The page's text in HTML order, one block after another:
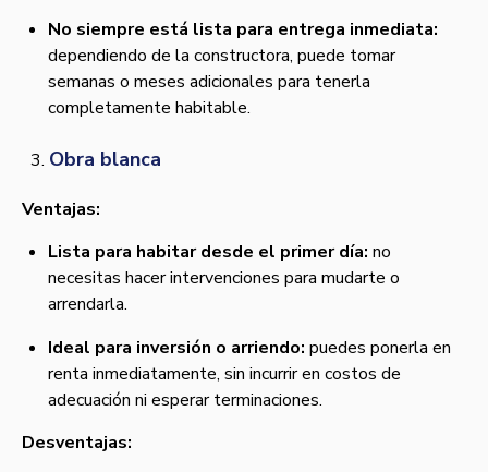
No siempre está lista para entrega inmediata:
dependiendo de la constructora, puede tomar
semanas o meses adicionales para tenerla
completamente habitable.
Obra blanca
Ventajas:
Lista para habitar desde el primer día: no
necesitas hacer intervenciones para mudarte o
arrendarla.
Ideal para inversión o arriendo: puedes ponerla en
renta inmediatamente, sin incurrir en costos de
adecuación ni esperar terminaciones.
Desventajas: